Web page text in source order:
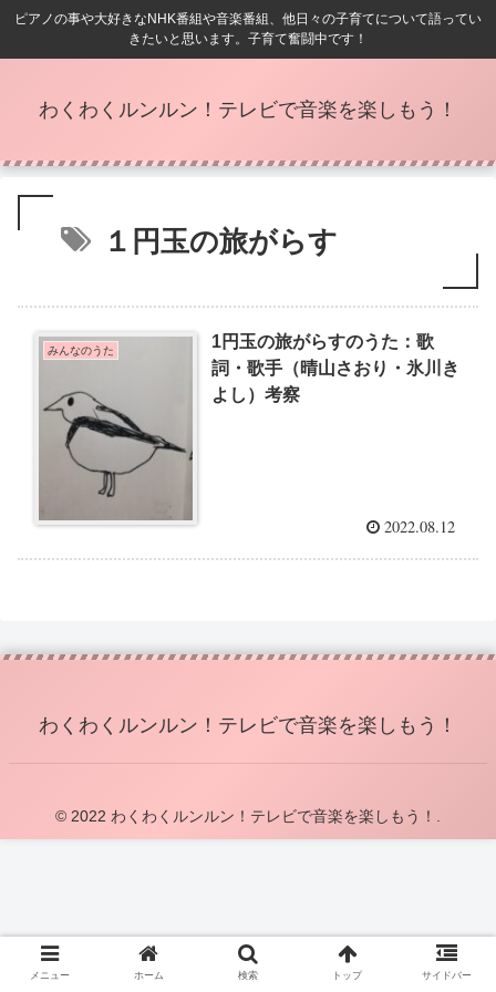
ピアノの事や大好きなNHK番組や音楽番組、他日々の子育てについて語ってい
きたいと思います。子育て奮闘中です！
わくわくルンルン！テレビで音楽を楽しもう！
１円玉の旅がらす
みんなのうた
1円玉の旅がらすのうた：歌
詞・歌手（晴山さおり・氷川き
よし）考察
2022.08.12
わくわくルンルン！テレビで音楽を楽しもう！
© 2022 わくわくルンルン！テレビで音楽を楽しもう！.
メニュー ホーム 検索 トップ サイドバー